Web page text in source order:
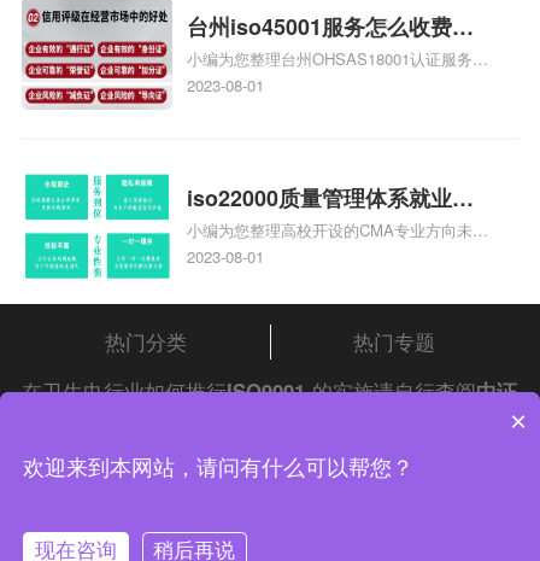
台州iso45001服务怎么收费，
台州iso45001认证服务怎么收
费
小编为您整理台州OHSAS18001认证服务中
心哪家收费便宜、台州ISO9000认证，哪个
标准是什么相关iso体系认证知识，详情可
查看下方正文！
2023-08-01
iso22000质量管理体系就业方
向，质量管理与认证就业方向
小编为您整理高校开设的CMA专业方向未来
就业前景及就业方向如何、cma就业方向有
和cma未来就业方向、大学生考完cma，就
哪些就业方向相关iso体系认证知识，详情
可查看下方正文！
2023-08-01
热门分类
热门专题
在卫生巾行业如何推行ISO9001 的实施请自行查阅中证
中证集团体系认证 版权所有 Copyright © 2022
渝公网安备 50010502003954号
×
欢迎来到本网站，请问有什么可以帮您？
现在咨询 稍后再说